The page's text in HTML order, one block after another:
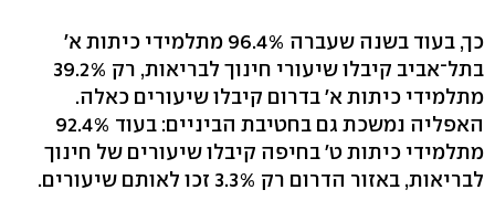
כך, בעוד בשנה שעברה 96.4% מתלמידי כיתות א'
בתל־אביב קיבלו שיעורי חינוך לבריאות, רק 39.2%
מתלמידי כיתות א' בדרום קיבלו שיעורים כאלה.
האפליה נמשכת גם בחטיבת הביניים: בעוד 92.4%
מתלמידי כיתות ט' בחיפה קיבלו שיעורים של חינוך
לבריאות, באזור הדרום רק 3.3% זכו לאותם שיעורים.